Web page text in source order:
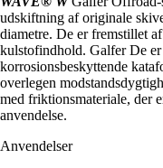
udskiftning af originale
diametre. De er fremstillet
kulstofindhold. Galfer De
korrosionsbeskyttende
overlegen
med friktionsmateriale, der
anvendelse.
Anvendelser